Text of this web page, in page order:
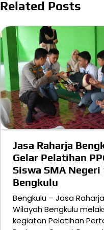
Related Posts
Jasa Raharja
Gelar Pelatihan
Siswa SMA Negeri
Bengkulu
Bengkulu – Jasa
Wilayah Bengkulu
kegiatan Pelatihan